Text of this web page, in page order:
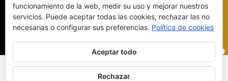
Política Cookies| Política Privacidad
funcionamiento de la web, medir su uso y mejorar nuestros
servicios. Puede aceptar todas las cookies, rechazar las no
necesarias o configurar sus preferencias. Política de cookies
Aceptar todo
Rechazar